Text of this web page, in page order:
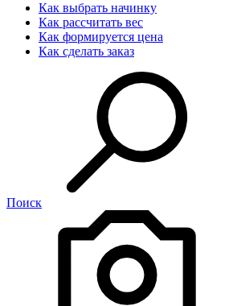
Как выбрать начинку
Как рассчитать вес
Как формируется цена
Как сделать заказ
Поиск